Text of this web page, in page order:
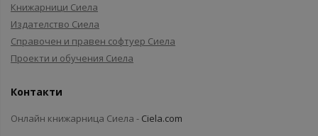
Книжарници Сиела
Издателство Сиела
Справочен и правен софтуер Сиела
Проекти и обучения Сиела
Контакти
Онлайн книжарница Сиела - Ciela.com